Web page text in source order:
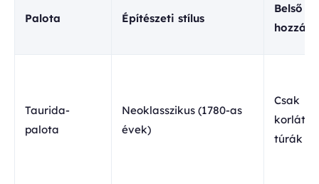
Palota Építészeti stílus
Belső
Taurida-
palota
Neoklasszikus (1780-as
évek)
Csak
túrák